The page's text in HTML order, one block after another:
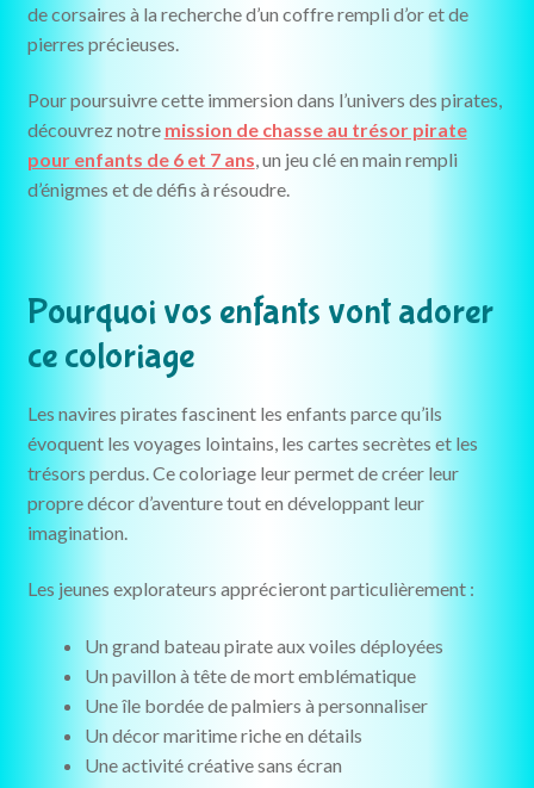
de corsaires à la recherche d’un coffre rempli d’or et de
pierres précieuses.
Pour poursuivre cette immersion dans l’univers des pirates,
découvrez notre mission de chasse au trésor pirate
pour enfants de 6 et 7 ans, un jeu clé en main rempli
d’énigmes et de défis à résoudre.
Pourquoi vos enfants vont adorer
ce coloriage
Les navires pirates fascinent les enfants parce qu’ils
évoquent les voyages lointains, les cartes secrètes et les
trésors perdus. Ce coloriage leur permet de créer leur
propre décor d’aventure tout en développant leur
imagination.
Les jeunes explorateurs apprécieront particulièrement :
Un grand bateau pirate aux voiles déployées
Un pavillon à tête de mort emblématique
Une île bordée de palmiers à personnaliser
Un décor maritime riche en détails
Une activité créative sans écran